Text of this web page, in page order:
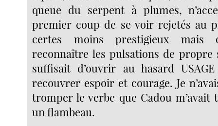
queue du serpent à plumes,
premier coup de se voir rejetés au
certes moins prestigieux mais
reconnaître les pulsations de propre
suffisait d’ouvrir au hasard
recouvrer espoir et courage. Je
tromper le verbe que Cadou m’avait
un flambeau.